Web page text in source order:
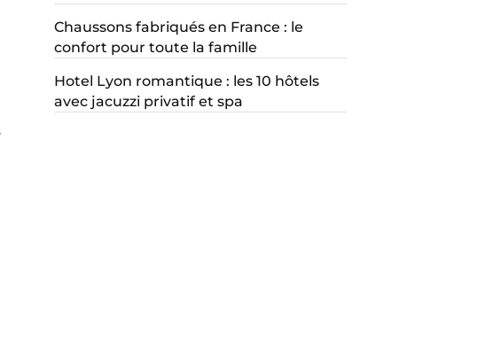
Chaussons fabriqués en France : le
confort pour toute la famille
Hotel Lyon romantique : les 10 hôtels
avec jacuzzi privatif et spa